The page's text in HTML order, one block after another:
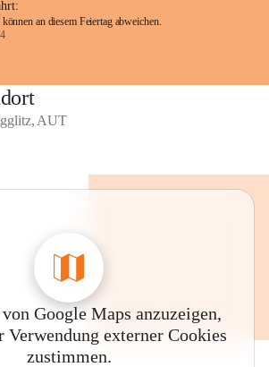
an diesem Feiertag abweichen.
AUT
Google Maps anzuzeigen,
Verwendung externer Cookies
zustimmen.